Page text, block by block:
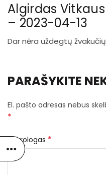
Algirdas
– 2023-04-13
Dar nėra uždegtų
PARAŠYKITE
El. pašto adresas nebus
*
Nekrologas *